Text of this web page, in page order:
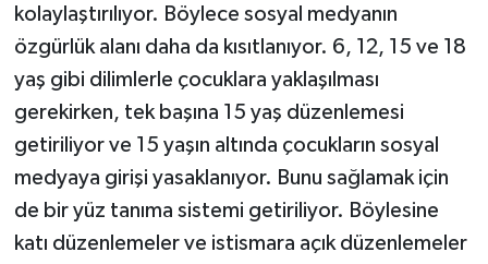
kolaylaştırılıyor. Böylece sosyal medyanın
özgürlük alanı daha da kısıtlanıyor. 6, 12, 15 ve 18
yaş gibi dilimlerle çocuklara yaklaşılması
gerekirken, tek başına 15 yaş düzenlemesi
getiriliyor ve 15 yaşın altında çocukların sosyal
medyaya girişi yasaklanıyor. Bunu sağlamak için
de bir yüz tanıma sistemi getiriliyor. Böylesine
katı düzenlemeler ve istismara açık düzenlemeler